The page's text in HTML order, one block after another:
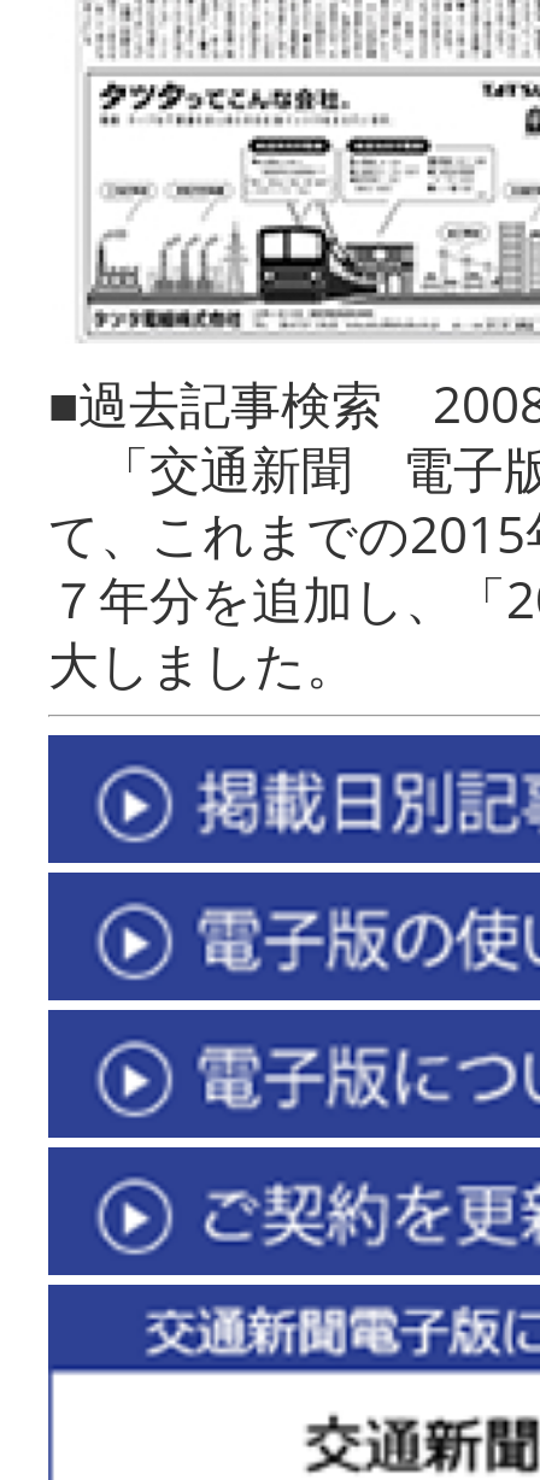
■過去記事検索
「交通新聞 電子
て、これまでの
７年分を追加し、「
大しまし